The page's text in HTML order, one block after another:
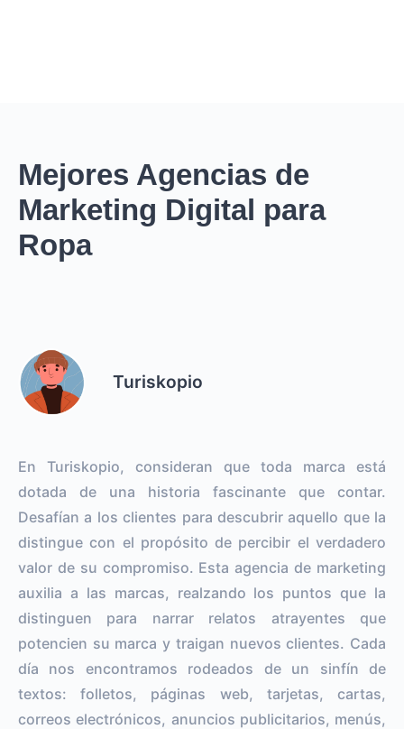
Mejores Agencias de
Marketing Digital para
Ropa
Turiskopio
En Turiskopio, consideran que toda marca está
dotada de una historia fascinante que contar.
Desafían a los clientes para descubrir aquello que la
distingue con el propósito de percibir el verdadero
valor de su compromiso. Esta agencia de marketing
auxilia a las marcas, realzando los puntos que la
distinguen para narrar relatos atrayentes que
potencien su marca y traigan nuevos clientes. Cada
día nos encontramos rodeados de un sinfín de
textos: folletos, páginas web, tarjetas, cartas,
correos electrónicos, anuncios publicitarios, menús,